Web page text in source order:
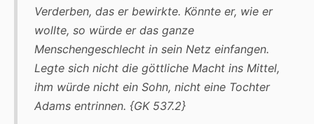
Verderben, das er bewirkte. Könnte er, wie er
wollte, so würde er das ganze
Menschengeschlecht in sein Netz einfangen.
Legte sich nicht die göttliche Macht ins Mittel,
ihm würde nicht ein Sohn, nicht eine Tochter
Adams entrinnen. {GK 537.2}